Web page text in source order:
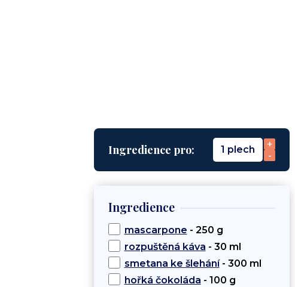
Ingredience pro: 1 plech
+
-
Ingredience
mascarpone - 250 g
rozpuštěná káva - 30 ml
smetana ke šlehání- 300 ml
hořká čokoláda - 100 g